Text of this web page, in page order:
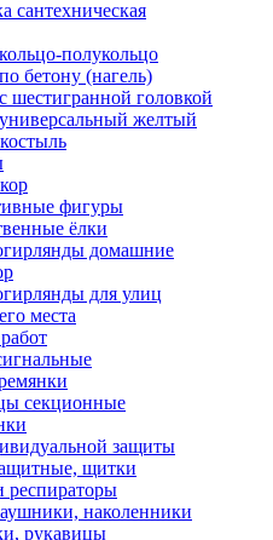
сантехническая
полукольцо
бетону (нагель)
шестигранной головкой
желтый
фигуры
ёлки
домашние
для улиц
места
секционные
защиты
щитки
респираторы
наколенники
рукавицы